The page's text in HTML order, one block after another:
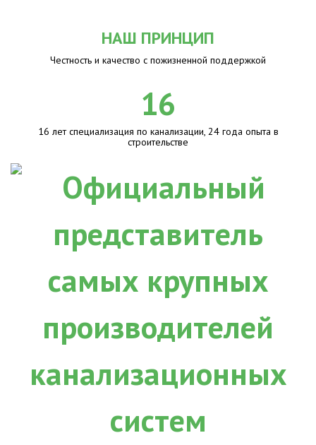
НАШ ПРИНЦИП
Честность и качество с пожизненной поддержкой
16
16 лет специализация по канализации, 24 года опыта в
строительстве